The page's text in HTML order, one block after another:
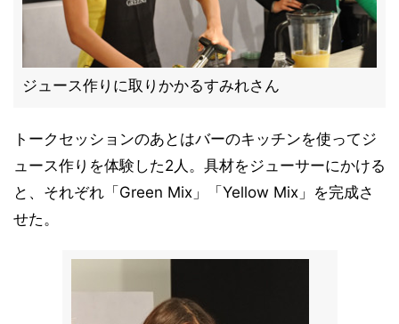
ジュース作りに取りかかるすみれさん
トークセッションのあとはバーのキッチンを使ってジ
ュース作りを体験した2人。具材をジューサーにかける
と、それぞれ「Green Mix」「Yellow Mix」を完成さ
せた。